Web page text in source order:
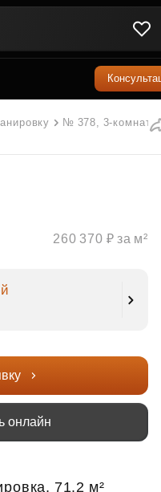
№ 378, 3-
260 370 ₽ за м²
онлайн
71.2 м²